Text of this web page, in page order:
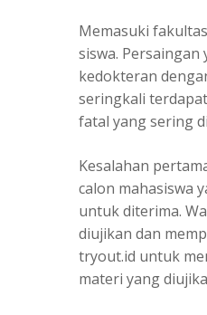
Memasuki
siswa.
kedokteran
seringkali
fatal yang sering
Kesalahan
calon mahasiswa
untuk diterima.
diujikan dan
tryout.id untuk
materi yang